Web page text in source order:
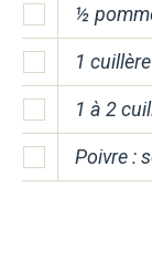
½
1
1 à 2
Poivre :